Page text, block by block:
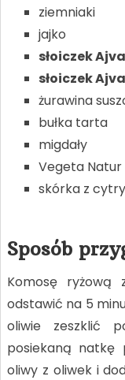
ziemniaki
jajko
słoiczek
słoiczek
żurawina
bułka tarta
migdały
Vegeta Natur
skórka z
Sposób
Komosę
odstawić na 5
oliwie zeszklić
posiekaną natkę
oliwy z oliwek i